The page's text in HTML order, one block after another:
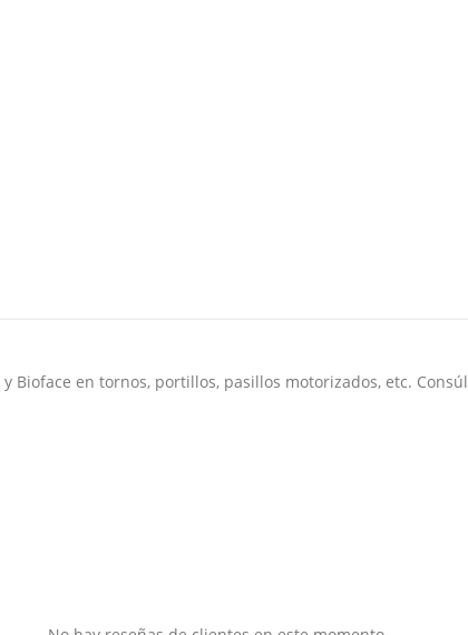
y Bioface en tornos, portillos, pasillos motorizados, etc.